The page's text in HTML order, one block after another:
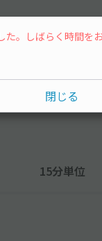
います。
15分単位
た。しばらく時間を
閉じる